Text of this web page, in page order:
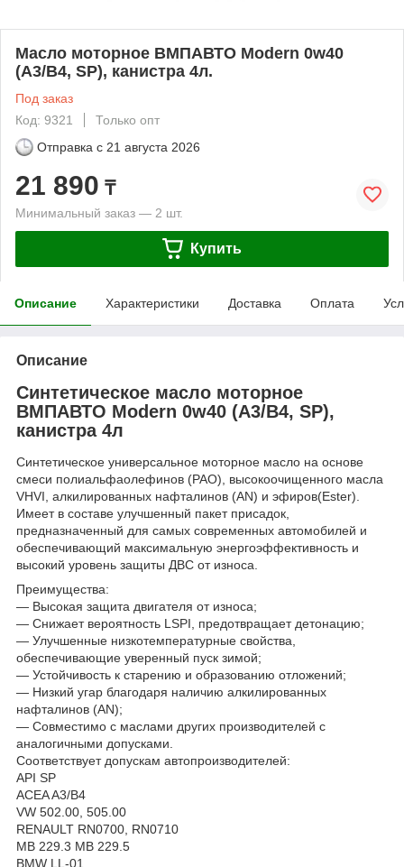
Масло моторное ВМПАВТО Modern 0w40
(A3/B4, SP), канистра 4л.
Под заказ
Код: 9321
Только опт
Отправка с 21 августа 2026
21 890 ₸
Минимальный заказ — 2 шт.
Купить
Описание Характеристики Доставка Оплата
Описание
Синтетическое масло моторное
ВМПАВТО Modern 0w40 (A3/B4, SP),
канистра 4л
Синтетическое универсальное моторное масло на основе
смеси полиальфаолефинов (PAO), высокоочищенного масла
VHVI, алкилированных нафталинов (AN) и эфиров(Ester).
Имеет в составе улучшенный пакет присадок,
предназначенный для самых современных автомобилей и
обеспечивающий максимальную энергоэффективность и
высокий уровень защиты ДВС от износа.
Преимущества:
— Высокая защита двигателя от износа;
— Снижает вероятность LSPI, предотвращает детонацию;
— Улучшенные низкотемпературные свойства,
обеспечивающие уверенный пуск зимой;
— Устойчивость к старению и образованию отложений;
— Низкий угар благодаря наличию алкилированных
нафталинов (AN);
— Совместимо с маслами других производителей с
аналогичными допусками.
Соответствует допускам автопроизводителей:
API SP
ACEA A3/B4
VW 502.00, 505.00
RENAULT RN0700, RN0710
MB 229.3 MB 229.5
BMW LL-01